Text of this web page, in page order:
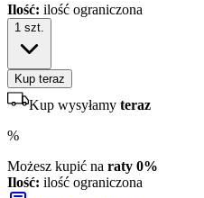
Ilość: ilość ograniczona
1 szt.
Kup teraz
Kup wysyłamy teraz
%
Możesz kupić na raty 0%
Ilość: ilość ograniczona